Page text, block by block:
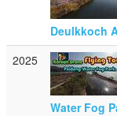
Deulkkoch
2025
Water Fog